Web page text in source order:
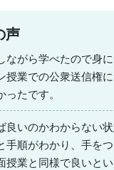
声
ながら学べたので身
授業での公衆送信権
たです。
良いのかわからない
手順がわかり、手を
授業と同様で良いと